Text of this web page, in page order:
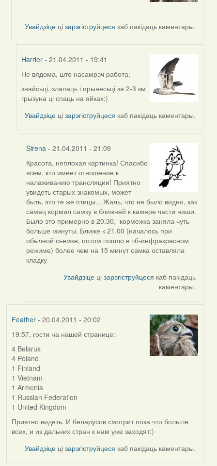
Berkut
Увайдзіце цізарэгіструйцеся каб пакідаць каментары.
Harrier - 21.04.2011 - 19:41
In
reply
to
Feather
Не вядома, што насамрэч работа:
знайсьці, злапаць і прынесьці за 2-3 км
грызуна ці спаць на яйках:)
Увайдзіце цізарэгіструйцеся каб пакідаць каментары.
Sirena - 21.04.2011 - 21:09
In
reply
to
by
Harrier
Красота, неплохая картинка! Спасибо
всем, кто имеет отношение к
налаживанию трансляции! Приятно
увидеть старых знакомых, может
быть, это те же птицы... Жаль, что не было видно, как
самец кормил самку в ближней к камере части ниши.
Было это примерно в 20.30, кормежка заняла чуть
больше минуты. Ближе к 21.00 (началось при
обычной сьемке, потом пошло в чб-инфракрасном
режиме) более чем на 15 минут самка оставляла
кладку.
Увайдзіце цізарэгіструйцеся каб пакідаць
каментары.
Feather- 20.04.2011 - 20:02
19:57, гости на нашей странице:
4 Belarus
4 Poland
1 Finland
1 Vietnam
1 Armenia
1 Russian Federation
1 United Kingdom
Приятно видеть. И беларусов смотрит пока что больше
всех, и из дальних стран к нам уже заходят:)
Увайдзіце цізарэгіструйцеся каб пакідаць каментары.